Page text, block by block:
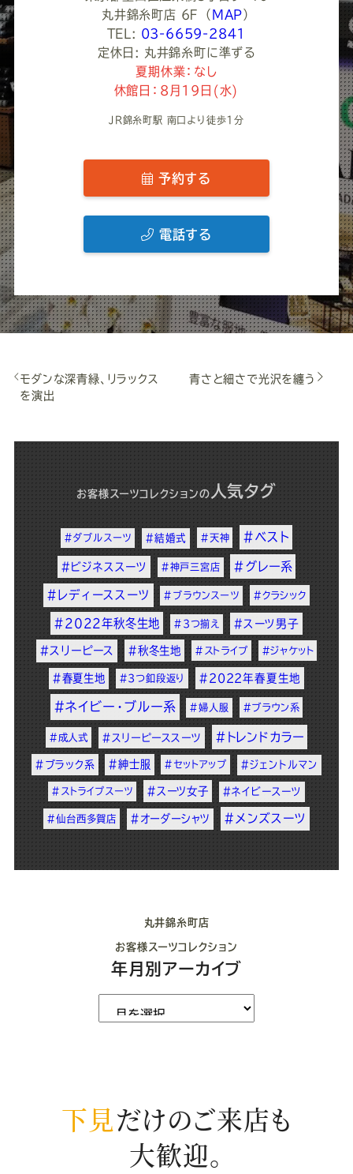
丸井錦糸町店 6Ｆ
（ MAP ）
TEL: 03-6659-2841
定休日: 丸井錦糸町に準ずる
夏期休業：なし
休館日：8月19日(水)
JR錦糸町駅 南口より徒歩1分
予約する
電話する
モダンな深青緑、リラックス
を演出
青さと細さで光沢を纏う
お客様スーツコレクションの 人気タグ
#ダブルスーツ #結婚式 #天神 #ベスト
#ビジネススーツ #神戸三宮店 #グレー系
#レディーススーツ #ブラウンスーツ #クラシック
#2022年秋冬生地 #3つ揃え #スーツ男子
#スリーピース #秋冬生地 #ストライプ #ジャケット
#春夏生地 #3つ釦段返り #2022年春夏生地
#ネイビー・ブルー系 #婦人服 #ブラウン系
#成人式 #スリーピーススーツ #トレンドカラー
#ブラック系 #紳士服 #セットアップ #ジェントルマン
#ストライプスーツ #スーツ女子 #ネイビースーツ
#仙台西多賀店 #オーダーシャツ #メンズスーツ
丸井錦糸町店
お客様スーツコレクション
年月別アーカイブ
下見だけのご来店も
大歓迎。